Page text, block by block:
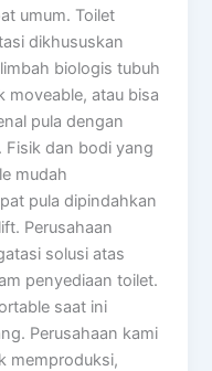
umum. Toilet
dikhususkan
biologis tubuh
moveable, atau bisa
pula dengan
dan bodi yang
mudah
pula dipindahkan
Perusahaan
solusi atas
penyediaan toilet.
saat ini
Perusahaan kami
memproduksi,